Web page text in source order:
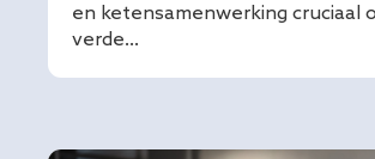
en ketensamenwerking cruciaal
verde...